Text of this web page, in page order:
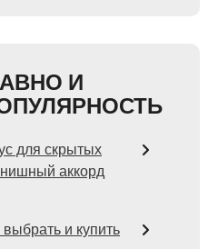
И
для скрытых
аккорд
и купить